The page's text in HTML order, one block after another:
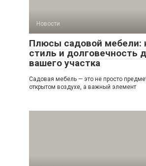
Новости
Плюсы садовой мебели:
стиль и долговечность
вашего участка
Садовая мебель — это не просто
открытом воздухе, а важный элемент